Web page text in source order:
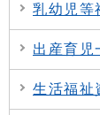
乳幼児等
出産育児
生活福祉